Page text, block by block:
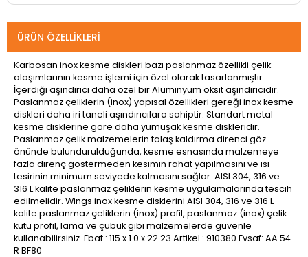
ÜRÜN ÖZELLIKLERI
Karbosan inox kesme diskleri bazı paslanmaz özellikli çelik
alaşımlarının kesme işlemi için özel olarak tasarlanmıştır.
İçerdiği aşındırıcı daha özel bir Alüminyum oksit aşındırıcıdır.
Paslanmaz çeliklerin (inox) yapısal özellikleri gereği inox kesme
diskleri daha iri taneli aşındırıcılara sahiptir. Standart metal
kesme disklerine göre daha yumuşak kesme diskleridir.
Paslanmaz çelik malzemelerin talaş kaldırma direnci göz
önünde bulundurulduğunda, kesme esnasında malzemeye
fazla direnç göstermeden kesimin rahat yapılmasını ve ısı
tesirinin minimum seviyede kalmasını sağlar. AISI 304, 316 ve
316 L kalite paslanmaz çeliklerin kesme uygulamalarında tescih
edilmelidir. Wings inox kesme disklerini AISI 304, 316 ve 316 L
kalite paslanmaz çeliklerin (inox) profil, paslanmaz (inox) çelik
kutu profil, lama ve çubuk gibi malzemelerde güvenle
kullanabilirsiniz. Ebat : 115 x 1.0 x 22.23 Artikel : 910380 Evsaf: AA 54
R BF80